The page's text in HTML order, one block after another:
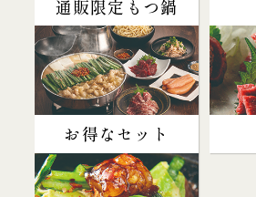
通販限定もつ鍋
お得なセット